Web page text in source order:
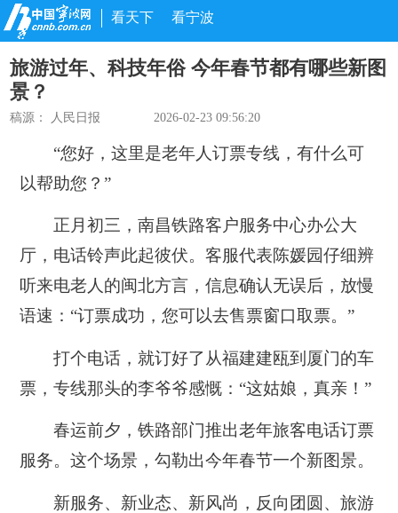
看天下 看宁波
旅游过年、科技年俗 今年春节都有哪些新图
景？
稿源： 人民日报 2026-02-23 09:56:20
“您好，这里是老年人订票专线，有什么可
以帮助您？”
正月初三，南昌铁路客户服务中心办公大
厅，电话铃声此起彼伏。客服代表陈媛园仔细辨
听来电老人的闽北方言，信息确认无误后，放慢
语速：“订票成功，您可以去售票窗口取票。”
打个电话，就订好了从福建建瓯到厦门的车
票，专线那头的李爷爷感慨：“这姑娘，真亲！”
春运前夕，铁路部门推出老年旅客电话订票
服务。这个场景，勾勒出今年春节一个新图景。
新服务、新业态、新风尚，反向团圆、旅游